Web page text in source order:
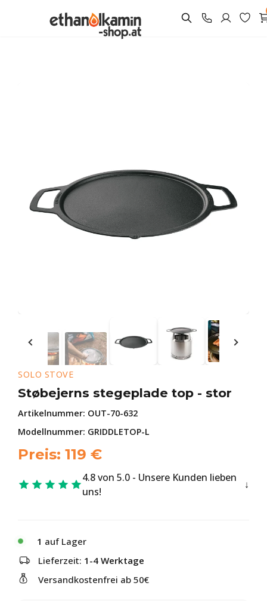
SOLO STOVE
Støbejerns stegeplade top - stor
Artikelnummer: OUT-70-632
Modellnummer: GRIDDLETOP-L
Preis: 119 €
4.8 von 5.0 - Unsere Kunden lieben
uns!
1 auf Lager
Lieferzeit: 1-4 Werktage
Versandkostenfrei ab 50€